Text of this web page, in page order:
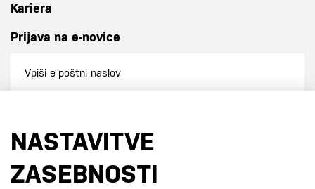
Kariera
Prijava na e-novice
S prijavo na e-novice se strinjate z
NASTAVITVE
ZASEBNOSTI